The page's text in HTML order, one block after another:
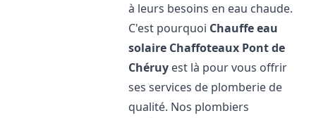
à leurs besoins en eau chaude.
C'est pourquoi Chauffe eau
solaire Chaffoteaux Pont de
Chéruy est là pour vous offrir
ses services de plomberie de
qualité. Nos plombiers